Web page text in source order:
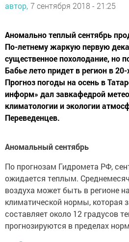
автор, 7 сентября 2018 - 21:25
Аномально теплый сентябрь
По-летнему жаркую первую
существенное похолодание, но
Бабье лето придет в регион в
Прогноз погоды на осень в
информ» дал завкафедрой
климатологии и экологии
Переведенцев.
Аномальный сентябрь
По прогнозам Гидромета РФ,
ожидается теплым.
воздуха может быть в регионе
климатической нормы, которая
составляет около 12 градусов
прогнозируются в пределах